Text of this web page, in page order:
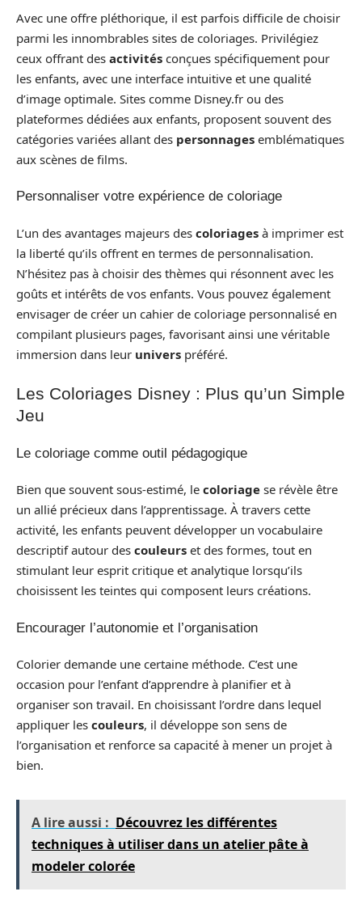
Avec une offre pléthorique, il est parfois difficile de choisir
parmi les innombrables sites de coloriages. Privilégiez
ceux offrant des activités conçues spécifiquement pour
les enfants, avec une interface intuitive et une qualité
d’image optimale. Sites comme Disney.fr ou des
plateformes dédiées aux enfants, proposent souvent des
catégories variées allant des personnages emblématiques
aux scènes de films.
Personnaliser votre expérience de coloriage
L’un des avantages majeurs des coloriages à imprimer est
la liberté qu’ils offrent en termes de personnalisation.
N’hésitez pas à choisir des thèmes qui résonnent avec les
goûts et intérêts de vos enfants. Vous pouvez également
envisager de créer un cahier de coloriage personnalisé en
compilant plusieurs pages, favorisant ainsi une véritable
immersion dans leur univers préféré.
Les Coloriages Disney : Plus qu’un Simple
Jeu
Le coloriage comme outil pédagogique
Bien que souvent sous-estimé, le coloriage se révèle être
un allié précieux dans l’apprentissage. À travers cette
activité, les enfants peuvent développer un vocabulaire
descriptif autour des couleurs et des formes, tout en
stimulant leur esprit critique et analytique lorsqu’ils
choisissent les teintes qui composent leurs créations.
Encourager l’autonomie et l’organisation
Colorier demande une certaine méthode. C’est une
occasion pour l’enfant d’apprendre à planifier et à
organiser son travail. En choisissant l’ordre dans lequel
appliquer les couleurs, il développe son sens de
l’organisation et renforce sa capacité à mener un projet à
bien.
A lire aussi : Découvrez les différentes
techniques à utiliser dans un atelier pâte à
modeler colorée